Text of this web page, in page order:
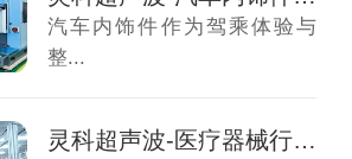
汽车内饰件作为驾乘体验与
整...
灵科超声波-医疗器械行业超声波焊接原理